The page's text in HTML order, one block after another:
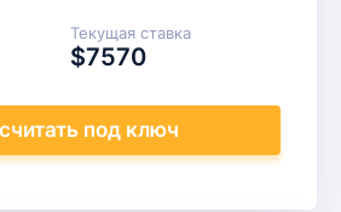
Текущая ставка
$7570
под ключ